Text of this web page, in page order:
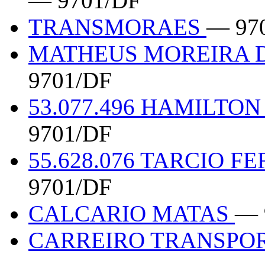
TRANSMORAES—
MATHEUS MOREIRA
9701/DF
53.077.496
9701/DF
55.628.076 TARCIO
9701/DF
CALCARIO MATAS—
CARREIRO